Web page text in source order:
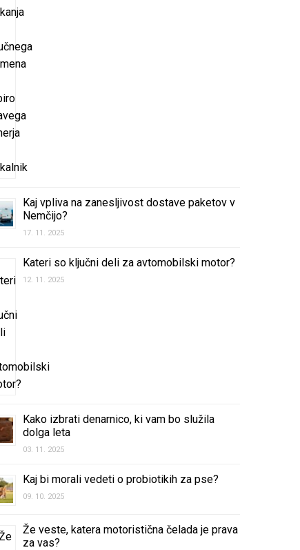
Kaj vpliva na zanesljivost dostave paketov v
Nemčijo?
17. 11. 2025
Kateri so ključni deli za avtomobilski motor?
12. 11. 2025
Kako izbrati denarnico, ki vam bo služila
dolga leta
03. 11. 2025
Kaj bi morali vedeti o probiotikih za pse?
09. 10. 2025
Že veste, katera motoristična čelada je prava
za vas?